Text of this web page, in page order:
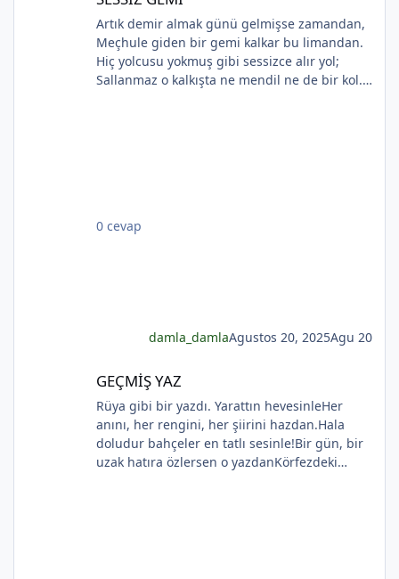
Artık demir almak günü gelmişse zamandan,
Meçhule giden bir gemi kalkar bu limandan.
Hiç yolcusu yokmuş gibi sessizce alır yol;
Sallanmaz o kalkışta ne mendil ne de bir kol.
çok seneler geçti; dönen yok seferinden
0 cevap
damla_damlaAgustos 20, 2025Agu 20
GEÇMİŞ YAZ
Rüya gibi bir yazdı. Yarattın hevesinleHer
anını, her rengini, her şiirini hazdan.Hala
doludur bahçeler en tatlı sesinle!Bir gün, bir
uzak hatıra özlersen o yazdanKörfezdeki
*
*